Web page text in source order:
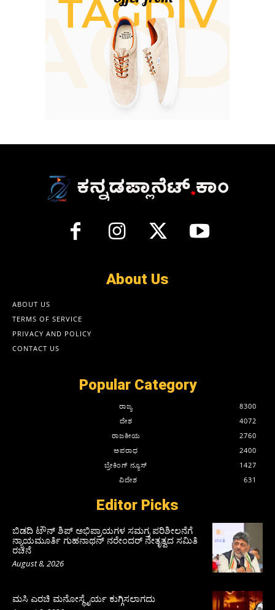
About Us
ABOUT US
TERMS OF SERVICE
PRIVACY AND POLICY
CONTACT US
Popular Category
ರಾಜ್ಯ
8300
ದೇಶ
4072
ರಾಜಕೀಯ
2760
ಅಪರಾಧ
2400
ಬ್ರೇಕಿಂಗ್ ನ್ಯೂಸ್
1427
ವಿದೇಶ
631
Editor Picks
ಬಿಡದಿ ಟೌನ್ ಶಿಪ್ ಅಭಿಪ್ರಾಯಗಳ ಸಮಗ್ರ ಪರಿಶೀಲನೆಗೆ
ನ್ಯಾಯಮೂರ್ತಿ ಗುಹನಾಥನ್ ನರೇಂದರ್ ನೇತೃತ್ವದ ಸಮಿತಿ
ರಚನೆ
August 8, 2026
ಮಸಿ ಎರಚಿ ಮನೋಸ್ಥೈರ್ಯ ಕುಗ್ಗಿಸಲಾಗದು